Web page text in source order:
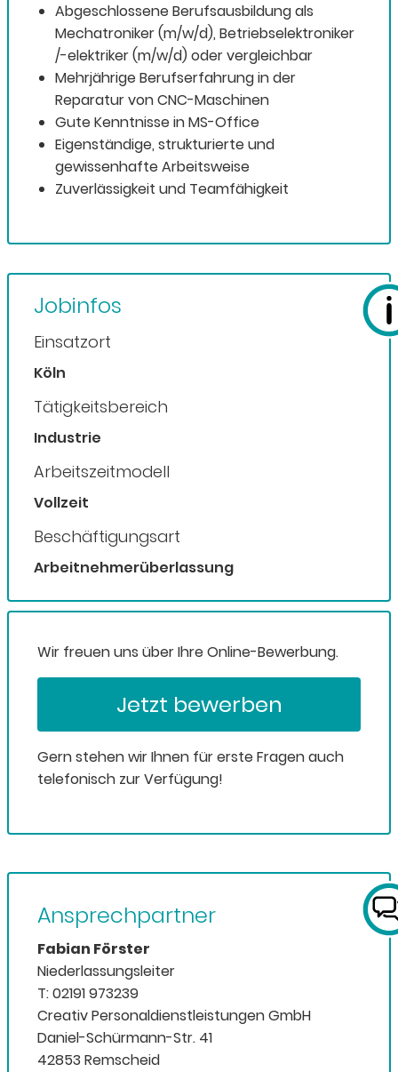
Abgeschlossene Berufsausbildung als
Mechatroniker (m/w/d), Betriebselektroniker
/-elektriker (m/w/d) oder vergleichbar
Mehrjährige Berufserfahrung in der
Reparatur von CNC-Maschinen
Gute Kenntnisse in MS-Office
Eigenständige, strukturierte und
gewissenhafte Arbeitsweise
Zuverlässigkeit und Teamfähigkeit
Jobinfos
Einsatzort
Köln
Tätigkeitsbereich
Industrie
Arbeitszeitmodell
Vollzeit
Beschäftigungsart
Arbeitnehmerüberlassung
Wir freuen uns über Ihre Online-Bewerbung.
Jetzt bewerben
Gern stehen wir Ihnen für erste Fragen auch
telefonisch zur Verfügung!
Ansprechpartner
Fabian Förster
Niederlassungsleiter
T: 02191 973239
Creativ Personaldienstleistungen GmbH
Daniel-Schürmann-Str. 41
42853 Remscheid